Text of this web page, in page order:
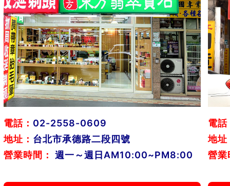
電話： 02-2558-0609
地址： 台北市承德路二段四號
營業時間：
週一～週日AM10:00~PM8:00
電話
地址
營業